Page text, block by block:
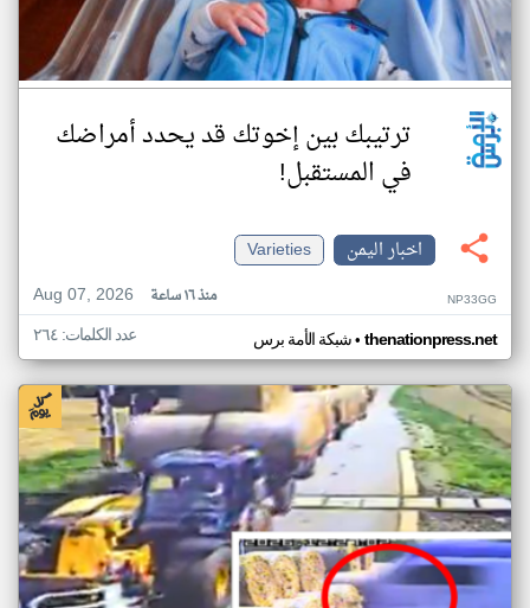
ترتيبك بين إخوتك قد يحدد أمراضك
في المستقبل!
اخبار اليمن
Varieties
Aug 07, 2026
منذ ١٦ ساعة NP33GG
شبكة الأمة برس• thenationpress.net عدد الكلمات: ٢٦٤